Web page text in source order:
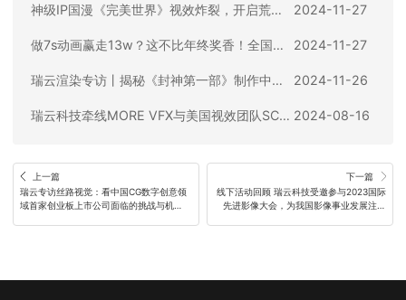
神级IP国漫《完美世界》视效炸裂，开启荒天帝的玄幻传说！ 2024-11-27
做7s动画赢走13w？这不比年终奖香！全国火爆的3D渲染动画创作大赛开幕直播来了！ 2024-11-27
瑞云渲染专访丨揭秘《封神第一部》制作中使用的全新CG环境工作流！ 2024-11-26
瑞云科技牵线MORE VFX与美国视效团队SCARECROW VFX强强联手 共同打造视效帝国 2024-08-16
上一篇
瑞云专访丝路视觉：看中国CG数字创意领
域首家创业板上市公司面临的挑战与机
下一篇
线下活动回顾 瑞云科技受邀参与2023国际
先进影像大会，为我国影像事业发展注入